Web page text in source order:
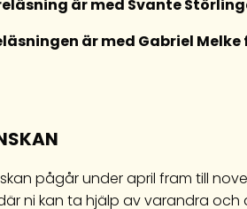
är med Svante
är med Gabriel Melke
pågår under april fram till
ni kan ta hjälp av varandra och